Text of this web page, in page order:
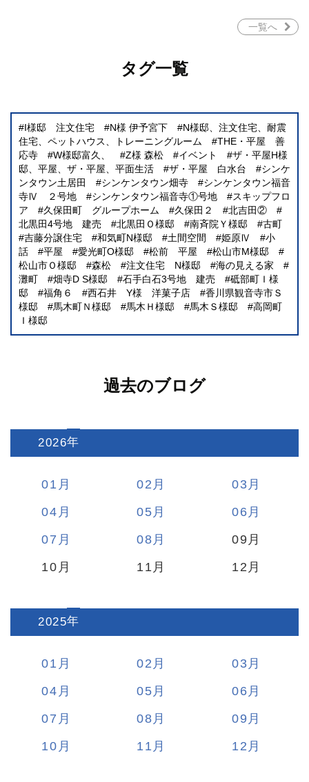
一覧へ
タグ一覧
I様邸 注文住宅 N様 伊予宮下
N様邸、注文住宅、耐震
住宅、ペットハウス、トレーニングルーム
THE・平屋 善
応寺
W様邸富久、 Z様 森松 イベント
ザ・平屋H様
邸、平屋、ザ・平屋、平面生活
ザ・平屋 白水台
シンケ
ンタウン土居田
シンケンタウン畑寺
シンケンタウン福音
寺Ⅳ ２号地
シンケンタウン福音寺①号地
スキップフロ
ア
久保田町 グループホーム 久保田２
北吉田②
北黒田4号地 建売
北黒田Ｏ様邸 南斉院Ｙ様邸
古町
吉藤分譲住宅
和気町N様邸 土間空間 姫原Ⅳ
小
話
平屋 愛光町O様邸 松前 平屋
松山市M様邸
松山市Ｏ様邸
森松 注文住宅 N様邸
海の見える家
灘町
畑寺D S様邸 石手白石3号地 建売
砥部町Ｉ様
邸
福角６ 西石井 Y様 洋菓子店
香川県観音寺市Ｓ
様邸
馬木町Ｎ様邸 馬木Ｈ様邸 馬木Ｓ様邸
高岡町
Ｉ様邸
過去のブログ
2026:
01 02
03
04
05
06
07
08
09
10
11 12
2025:
01 02
03
04
05
06
07
08
09
10
11 12